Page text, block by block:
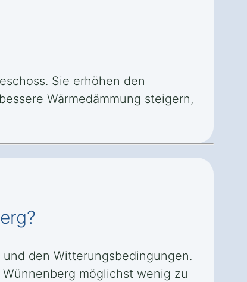
Sie erhöhen den
Wärmedämmung steigern,
den Witterungsbedingungen.
möglichst wenig zu